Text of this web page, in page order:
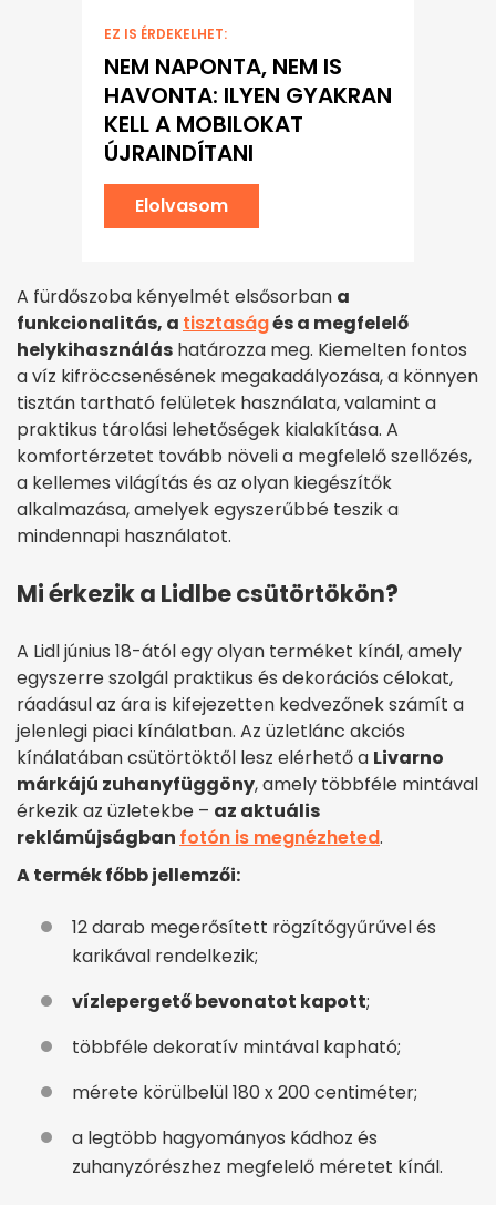
EZ IS ÉRDEKELHET:
NEM NAPONTA, NEM IS
HAVONTA: ILYEN GYAKRAN
KELL A MOBILOKAT
ÚJRAINDÍTANI
Elolvasom
A fürdőszoba kényelmét elsősorban a
funkcionalitás, a tisztaságés a megfelelő
helykihasználás határozza meg. Kiemelten fontos
a víz kifröccsenésének megakadályozása, a könnyen
tisztán tartható felületek használata, valamint a
praktikus tárolási lehetőségek kialakítása. A
komfortérzetet tovább növeli a megfelelő szellőzés,
a kellemes világítás és az olyan kiegészítők
alkalmazása, amelyek egyszerűbbé teszik a
mindennapi használatot.
Mi érkezik a Lidlbe csütörtökön?
A Lidl június 18-ától egy olyan terméket kínál, amely
egyszerre szolgál praktikus és dekorációs célokat,
ráadásul az ára is kifejezetten kedvezőnek számít a
jelenlegi piaci kínálatban. Az üzletlánc akciós
kínálatában csütörtöktől lesz elérhető a Livarno
márkájú zuhanyfüggöny, amely többféle mintával
érkezik az üzletekbe – az aktuális
reklámújságban fotón is megnézheted.
A termék főbb jellemzői:
12 darab megerősített rögzítőgyűrűvel és
karikával rendelkezik;
vízlepergető bevonatot kapott;
többféle dekoratív mintával kapható;
mérete körülbelül 180 x 200 centiméter;
a legtöbb hagyományos kádhoz és
zuhanyzórészhez megfelelő méretet kínál.